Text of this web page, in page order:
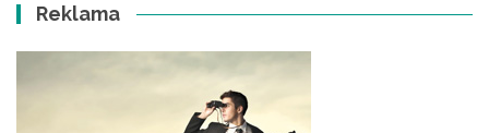
Reklama